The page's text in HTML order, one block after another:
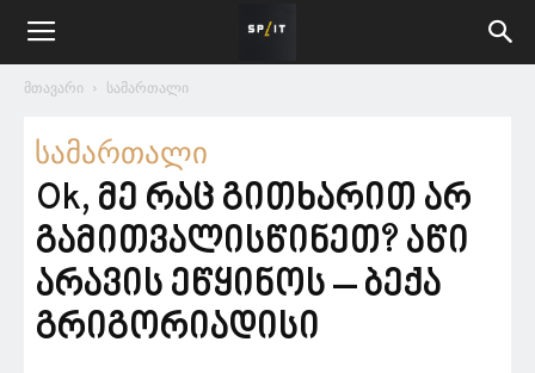
მთავარი სამართალი
სამართალი
Ok, მე რაც გითხარით არ
გამითვალისწინეთ? აწი
არავის ეწყინოს – ბექა
გრიგორიადისი